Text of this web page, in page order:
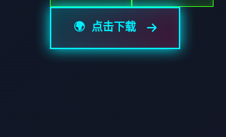
🌍 点击下载